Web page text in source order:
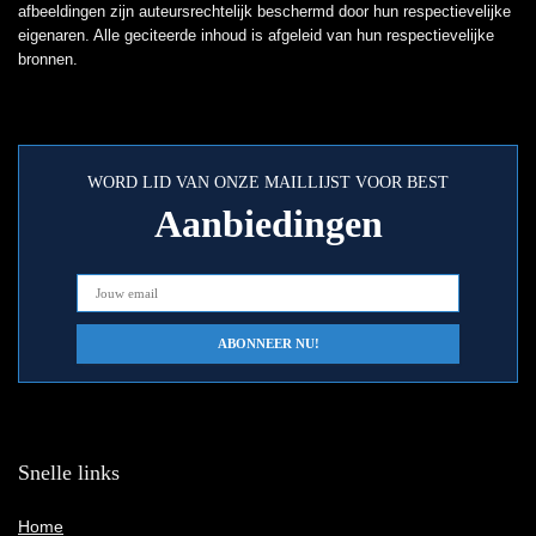
afbeeldingen zijn auteursrechtelijk beschermd door hun respectievelijke
eigenaren. Alle geciteerde inhoud is afgeleid van hun respectievelijke
bronnen.
WORD LID VAN ONZE MAILLIJST VOOR BEST
Aanbiedingen
Snelle links
Home